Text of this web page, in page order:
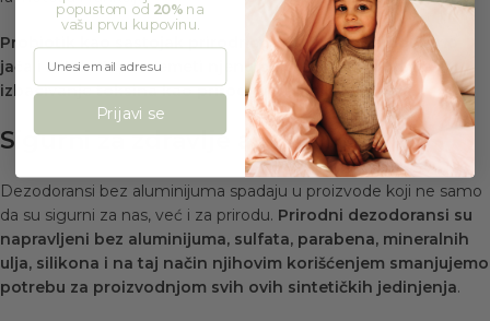
Probiotik kao sastojak prirodnog dezodoransa dodatno
jača i štiti kožu, ne remeti njenu ph vrednost i podržava
izbacivanje toksina kao prirodnu funkciju znojenja
Sigurni za zdravlje ali i za okolinu
Dezodoransi bez aluminijuma spadaju u proizvode koji ne samo
da su sigurni za nas, već i za prirodu. Prirodni dezodoransi su
napravljeni bez aluminijuma, sulfata, parabena, mineralnih
ulja, silikona i na taj način njihovim korišćenjem smanjujemo
potrebu za proizvodnjom svih ovih sintetičkih jedinjenja.
popustom od 20%na
vašu prvu kupovinu.
Unesi email adresu
Prijavi se